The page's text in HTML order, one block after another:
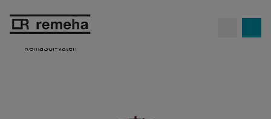
Confida warmtepompen.
op z'n best!
Ontdek Confida
RemaSol-Vaten